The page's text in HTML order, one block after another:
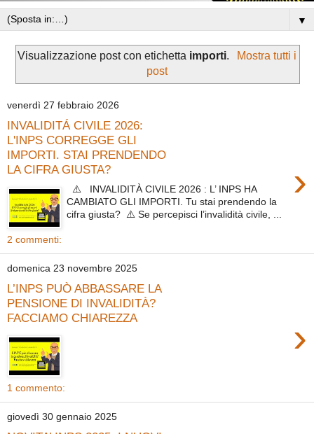
▼
Visualizzazione post con etichetta importi.
Mostra tutti i
post
venerdì 27 febbraio 2026
INVALIDITÁ CIVILE 2026:
L'INPS CORREGGE GLI
IMPORTI. STAI PRENDENDO
LA CIFRA GIUSTA?
›
⚠️ INVALIDITÀ CIVILE 2026 : L’ INPS HA
CAMBIATO GLI IMPORTI. Tu stai prendendo la
cifra giusta? ⚠️ Se percepisci l’invalidità civile, ...
2 commenti:
domenica 23 novembre 2025
L’INPS PUÒ ABBASSARE LA
PENSIONE DI INVALIDITÀ?
FACCIAMO CHIAREZZA
›
1 commento:
giovedì 30 gennaio 2025